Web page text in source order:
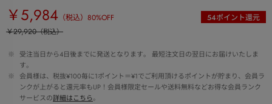
￥5,984 （税込） 80%OFF 54ポイント還元
￥29,920（税込）
※
受注当日から4日後までに発送となります。 最短注文日の翌日にお届けいたしま
す。
※
会員様は、税抜¥100毎に1ポイント＝¥1でご利用頂けるポイントが貯まり、会員ラ
ンクが上がると還元率もUP！会員様限定セールや送料無料などお得な会員ランク
サービスの詳細はこちら。